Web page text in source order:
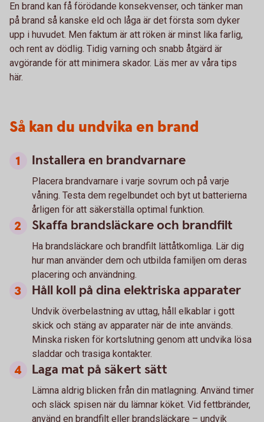
En brand kan få förödande konsekvenser, och tänker man
på brand så kanske eld och låga är det första som dyker
upp i huvudet. Men faktum är att röken är minst lika farlig,
och rent av dödlig. Tidig varning och snabb åtgärd är
avgörande för att minimera skador. Läs mer av våra tips
här.
Så kan du undvika en brand
Installera en brandvarnare
Placera brandvarnare i varje sovrum och på varje
våning. Testa dem regelbundet och byt ut batterierna
årligen för att säkerställa optimal funktion.
Skaffa brandsläckare och brandfilt
Ha brandsläckare och brandfilt lättåtkomliga. Lär dig
hur man använder dem och utbilda familjen om deras
placering och användning.
Håll koll på dina elektriska apparater
Undvik överbelastning av uttag, håll elkablar i gott
skick och stäng av apparater när de inte används.
Minska risken för kortslutning genom att undvika lösa
sladdar och trasiga kontakter.
Laga mat på säkert sätt
Lämna aldrig blicken från din matlagning. Använd timer
och släck spisen när du lämnar köket. Vid fettbränder,
använd en brandfilt eller brandsläckare – undvik